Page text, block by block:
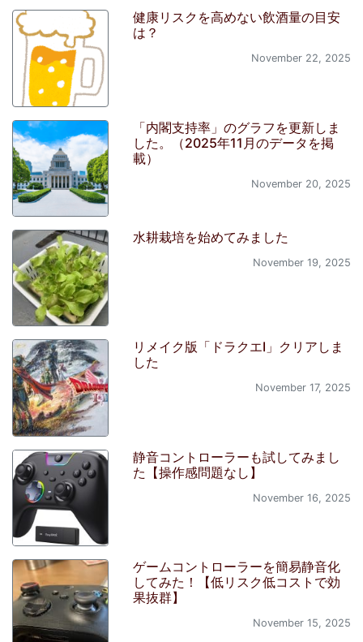
健康リスクを高めない飲酒量の目安
は？
November 22, 2025
「内閣支持率」のグラフを更新しま
した。（2025年11月のデータを掲
載）
November 20, 2025
水耕栽培を始めてみました
November 19, 2025
リメイク版「ドラクエI」クリアしま
した
November 17, 2025
静音コントローラーも試してみまし
た【操作感問題なし】
November 16, 2025
ゲームコントローラーを簡易静音化
してみた！【低リスク低コストで効
果抜群】
November 15, 2025